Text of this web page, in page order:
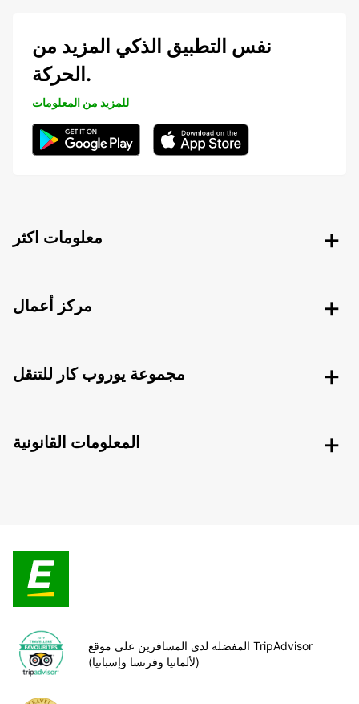
نفس التطبيق الذكي المزيد من
الحركة.
للمزيد من المعلومات
معلومات اكثر
مركز أعمال
مجموعة يوروب كار للتنقل
المعلومات القانونية
المفضلة لدى المسافرين على موقع TripAdvisor
(لألمانيا وفرنسا وإسبانيا)